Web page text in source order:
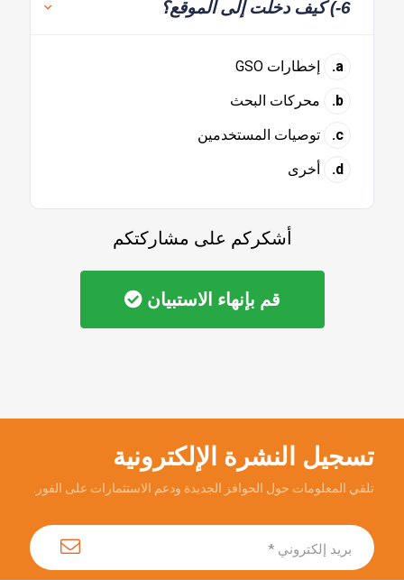
6-) كيف دخلت إلى الموقع؟
a.
إخطارات GSO
b.
محركات البحث
c.
توصيات المستخدمين
d.
أخرى
أشكركم على مشاركتكم
قم بإنهاء الاستبيان
تسجيل النشرة الإلكترونية
تلقي المعلومات حول الحوافز الجديدة ودعم الاستثمارات على الفور.